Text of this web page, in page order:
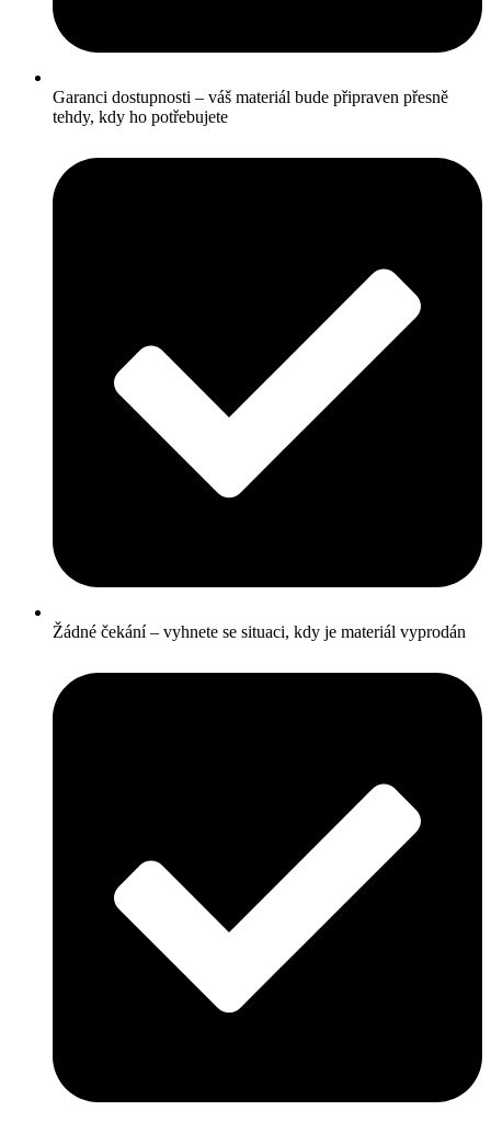
Garanci dostupnosti – váš materiál bude připraven přesně
tehdy, kdy ho potřebujete
Žádné čekání – vyhnete se situaci, kdy je materiál vyprodán